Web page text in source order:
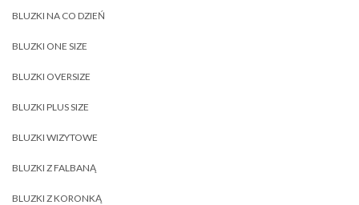
BLUZKI NA CO DZIEŃ
BLUZKI ONE SIZE
BLUZKI OVERSIZE
BLUZKI PLUS SIZE
BLUZKI WIZYTOWE
BLUZKI Z FALBANĄ
BLUZKI Z KORONKĄ